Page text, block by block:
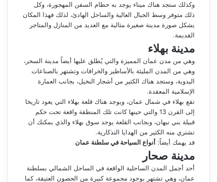
وكذلك ستجد هناك ميناء يوجد به حطام السفن المهجورة، وكل
ذلك متوفر وسط الجبال العالية والساحل الهادئ، لذلك فهذا المكان
يشكل صورة مدينة صغيرة مثالية مع العديد من المنازل والمتاجر
القديمة.
مدينة بهلاء
وهي من مدن عمان المميزة والتي يُطلق عليها أيضاً مدينة السحر،
وهي من المدن المليئة بالأساطير والخرافات وتشتهر بالصناعات
اليدوية، وستجد هناك الكثير من أشجار النخيل، بجانب العمارة
الإسلامية المعقدة.
تقع بهلاء في شمال عمان، ويوجد هناك قلعة بهلاء التي يعود تاريخا
إلى القرن 13 والتي حينها كانت تلك المنطقة واقعة تحت حكم
قبيلة بني نبهان، وبجانب القلعة يوجد سوق بهلاء والذي يمكنك أن
تشتري منه الكثير من الهدايا التذكارية.
قد يهمك أيضاً: أنواع السياحة في سلطنة عمان
مدينة صحار
أحد أجمل المدن الساحلية الواقعة في الساحل الشمالي بسلطنة
عمان، وهي تشتهر بوجود مجموعة كبيرة من الحصون العتيقة، كما